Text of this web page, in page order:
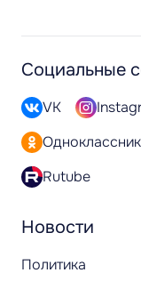
Новости
Политика
Социальные
VK
Rutube